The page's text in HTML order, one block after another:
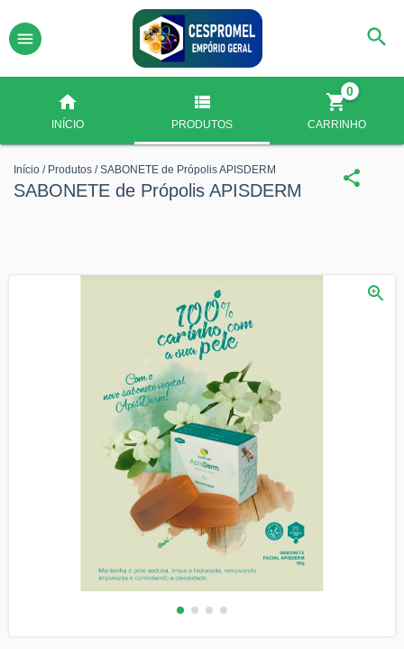
INÍCIO PRODUTOS CARRINHO
0
Início / Produtos / SABONETE de Própolis APISDERM
SABONETE de Própolis APISDERM